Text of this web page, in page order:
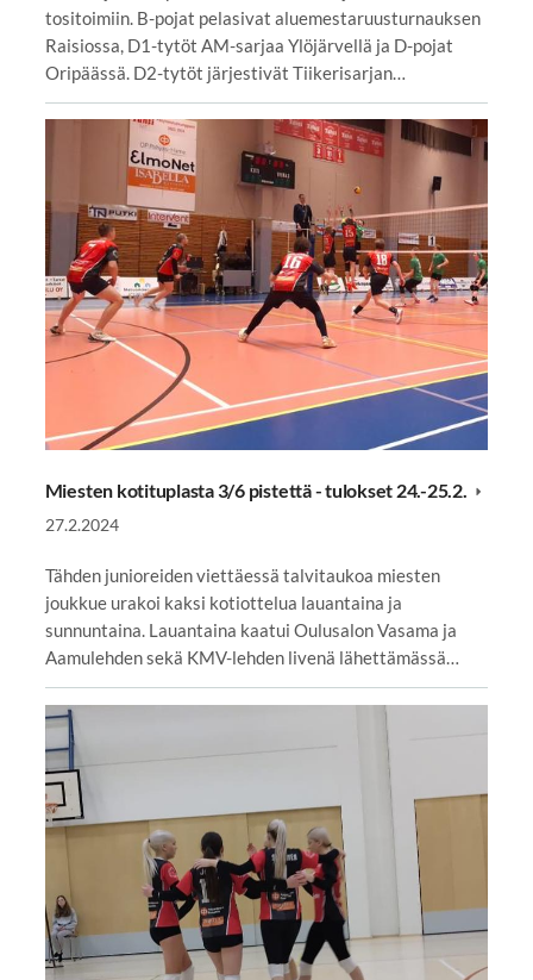
tositoimiin. B-pojat pelasivat aluemestaruusturnauksen
Raisiossa, D1-tytöt AM-sarjaa Ylöjärvellä ja D-pojat
Oripäässä. D2-tytöt järjestivät Tiikerisarjan…
Miesten kotituplasta 3/6 pistettä - tulokset 24.-25.2.
27.2.2024
Tähden junioreiden viettäessä talvitaukoa miesten
joukkue urakoi kaksi kotiottelua lauantaina ja
sunnuntaina. Lauantaina kaatui Oulusalon Vasama ja
Aamulehden sekä KMV-lehden livenä lähettämässä…